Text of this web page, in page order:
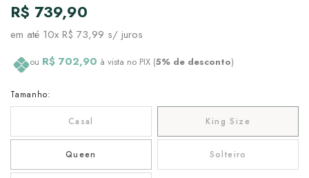
Edredom & Duvet
R$ 739,90
em até 10x R$ 73,99 s/ juros
ou R$ 702,90 à vista no PIX (5% de desconto)
Tamanho:
Casal King Size
Queen Solteiro